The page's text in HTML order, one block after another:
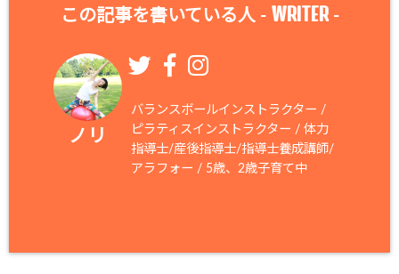
この記事を書いている人 - WRITER-
ノリ
バランスボールインストラクター /
ピラティスインストラクター / 体力
指導士/産後指導士/指導士養成講師/
アラフォー / 5歳、2歳子育て中